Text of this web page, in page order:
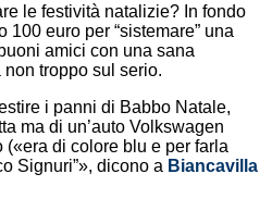
le festività natalizie? In fondo
euro per “sistemare” una
amici con una sana
troppo sul serio.
i panni di Babbo Natale,
ma di un’auto Volkswagen
(«era di colore blu e per farla
Signuri”», dicono a Biancavilla